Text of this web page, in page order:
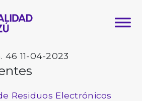
46 11-04-2023
Residuos Electrónicos